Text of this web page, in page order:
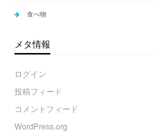
食べ物
メタ情報
ログイン
投稿フィード
コメントフィード
WordPress.org